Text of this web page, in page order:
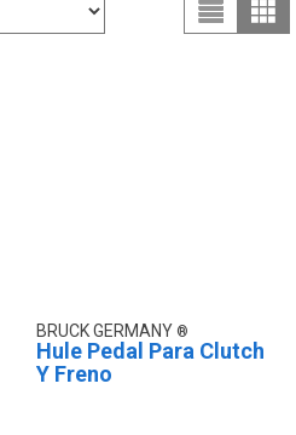
BRUCK GERMANY
Hule Pedal Para Clutch
Y Freno